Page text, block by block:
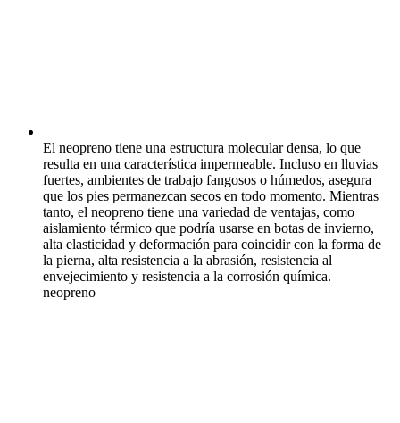
El neopreno tiene una estructura molecular densa, lo que
resulta en una característica impermeable. Incluso en lluvias
fuertes, ambientes de trabajo fangosos o húmedos, asegura
que los pies permanezcan secos en todo momento. Mientras
tanto, el neopreno tiene una variedad de ventajas, como
aislamiento térmico que podría usarse en botas de invierno,
alta elasticidad y deformación para coincidir con la forma de
la pierna, alta resistencia a la abrasión, resistencia al
envejecimiento y resistencia a la corrosión química.
neopreno